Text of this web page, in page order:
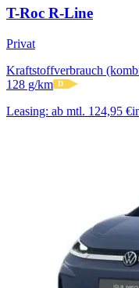
T-Roc R-Line
Privat
Kraftstoffverbrauch
128 g/km D
Leasing: ab mtl. 124,95 €